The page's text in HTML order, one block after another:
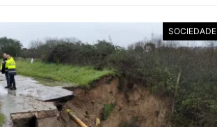
SOCIEDADE